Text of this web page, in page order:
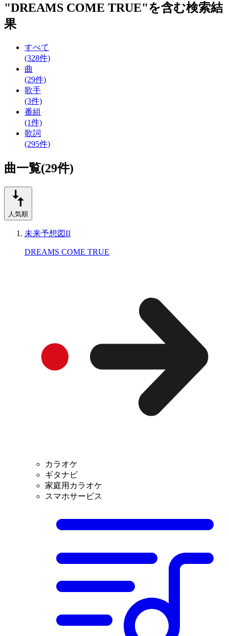
"DREAMS COME TRUE"を含む検索結
果
すべて
(328件)
曲
(29件)
歌手
(3件)
番組
(1件)
歌詞
(295件)
曲一覧(29件)
人気順
未来予想図II
DREAMS COME TRUE
カラオケ
ギタナビ
家庭用カラオケ
スマホサービス